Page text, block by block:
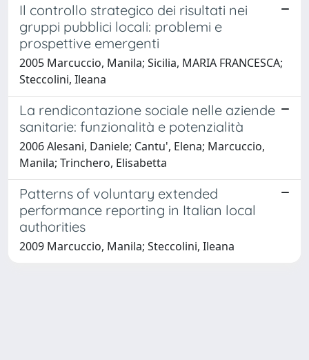
Il controllo strategico dei risultati nei
gruppi pubblici locali: problemi e
prospettive emergenti
2005 Marcuccio, Manila; Sicilia, MARIA FRANCESCA;
Steccolini, Ileana
La rendicontazione sociale nelle aziende
sanitarie: funzionalità e potenzialità
2006 Alesani, Daniele; Cantu', Elena; Marcuccio,
Manila; Trinchero, Elisabetta
Patterns of voluntary extended
performance reporting in Italian local
authorities
2009 Marcuccio, Manila; Steccolini, Ileana